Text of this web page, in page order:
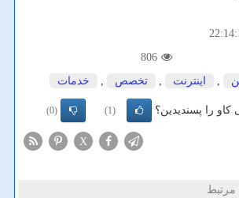
806
, اینترنت , تخصص , خدمات
را پسندیدین؟ (1)
(0)
X
مرتبط